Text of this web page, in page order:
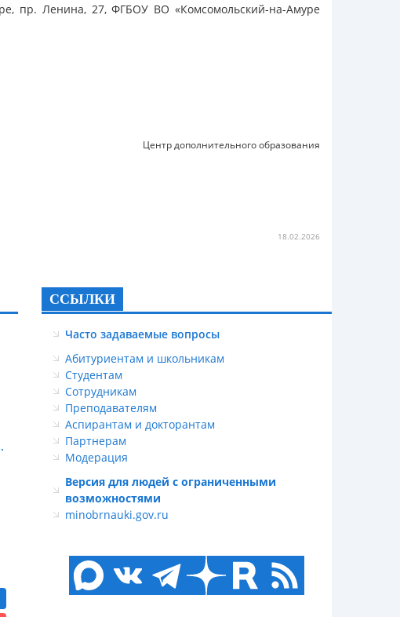
пр. Ленина, 27, ФГБОУ ВО «Комсомольский-на-Амуре
Центр дополнительного образования
18.02.2026
ССЫЛКИ
Часто задаваемые вопросы
Абитуриентам и школьникам
Студентам
Сотрудникам
Преподавателям
Аспирантам и докторантам
Партнерам
Модерация
Версия для людей с ограниченными
возможностями
minobrnauki.gov.ru